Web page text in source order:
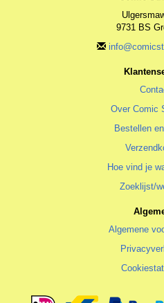
9731 BS
Over Comic
Bestellen
Hoe vind je
Zoeklijst/
Algemene